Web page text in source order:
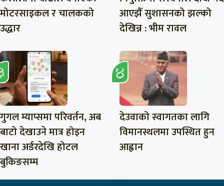
मोटरसाइकल र चालकको
उद्धार
आएझैँ सुशासनको झल्को
देखिन्न : भीम रावल
गुगल म्याप्समा परिवर्तन, अब
बाटो देखाउने मात्र होइन
खाना अर्डरदेखि होटल
बुकिङसम्म
देउवाको स्वागतका लागि
विमानस्थलमा उपस्थित हुन
आह्वान